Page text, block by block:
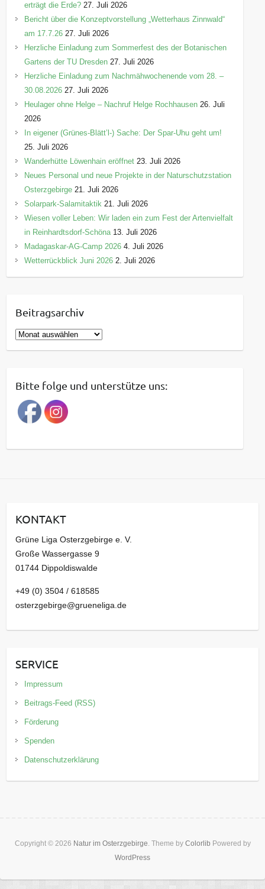
erträgt die Erde? 27. Juli 2026
Bericht über die Konzeptvorstellung „Wetterhaus Zinnwald“
am 17.7.26 27. Juli 2026
Herzliche Einladung zum Sommerfest des der Botanischen
Gartens der TU Dresden 27. Juli 2026
Herzliche Einladung zum Nachmähwochenende vom 28. –
30.08.2026 27. Juli 2026
Heulager ohne Helge – Nachruf Helge Rochhausen 26. Juli
2026
In eigener (Grünes-Blätt’l-) Sache: Der Spar-Uhu geht um!
25. Juli 2026
Wanderhütte Löwenhain eröffnet 23. Juli 2026
Neues Personal und neue Projekte in der Naturschutzstation
Osterzgebirge 21. Juli 2026
Solarpark-Salamitaktik 21. Juli 2026
Wiesen voller Leben: Wir laden ein zum Fest der Artenvielfalt
in Reinhardtsdorf-Schöna 13. Juli 2026
Madagaskar-AG-Camp 2026 4. Juli 2026
Wetterrückblick Juni 2026 2. Juli 2026
Beitragsarchiv
B
e
r
a
g
a
v
Bitte folge und unterstütze uns:
KONTAKT
Grüne Liga Osterzgebirge e. V.
Große Wassergasse 9
01744 Dippoldiswalde
+49 (0) 3504 / 618585
osterzgebirge@grueneliga.de
SERVICE
Impressum
Beitrags-Feed (RSS)
Förderung
Spenden
Datenschutzerklärung
Copyright © 2026 Natur im Osterzgebirge. Theme by Colorlib Powered by
WordPress